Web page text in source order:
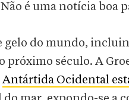
é uma notícia boa
gelo do mundo,
próximo século. A
Antártida Ocidental